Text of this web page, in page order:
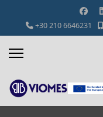
+30 210 6646231